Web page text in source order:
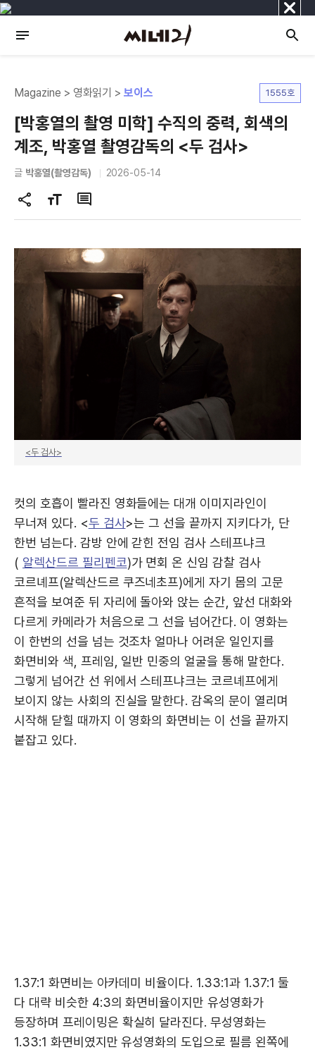
닫
기
Magazine > 영화읽기 >보이스 1555호
[박홍열의 촬영 미학] 수직의 중력, 회색의
계조, 박홍열 촬영감독의 <두 검사>
글 박홍열(촬영감독) 2026-05-14
공
유
기
글
자
기
변
댓
글
<두 검사>
컷의 호흡이 빨라진 영화들에는 대개 이미지라인이
무너져 있다. <두 검사>는 그 선을 끝까지 지키다가, 단
한번 넘는다. 감방 안에 갇힌 전임 검사 스테프냐크
( 알렉산드르 필리펜코)가 면회 온 신임 감찰 검사
코르녜프(알렉산드르 쿠즈네초프)에게 자기 몸의 고문
흔적을 보여준 뒤 자리에 돌아와 앉는 순간, 앞선 대화와
다르게 카메라가 처음으로 그 선을 넘어간다. 이 영화는
이 한번의 선을 넘는 것조차 얼마나 어려운 일인지를
화면비와 색, 프레임, 일반 민중의 얼굴을 통해 말한다.
그렇게 넘어간 선 위에서 스테프냐크는 코르녜프에게
보이지 않는 사회의 진실을 말한다. 감옥의 문이 열리며
시작해 닫힐 때까지 이 영화의 화면비는 이 선을 끝까지
붙잡고 있다.
1.37:1 화면비는 아카데미 비율이다. 1.33:1과 1.37:1 둘
다 대략 비슷한 4:3의 화면비율이지만 유성영화가
등장하며 프레이밍은 확실히 달라진다. 무성영화는
1.33:1 화면비였지만 유성영화의 도입으로 필름 왼쪽에